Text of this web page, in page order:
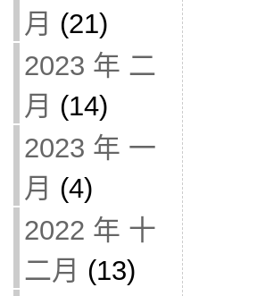
月 (21)
2023 年 二
月 (14)
2023 年 一
月 (4)
2022 年 十
二月 (13)